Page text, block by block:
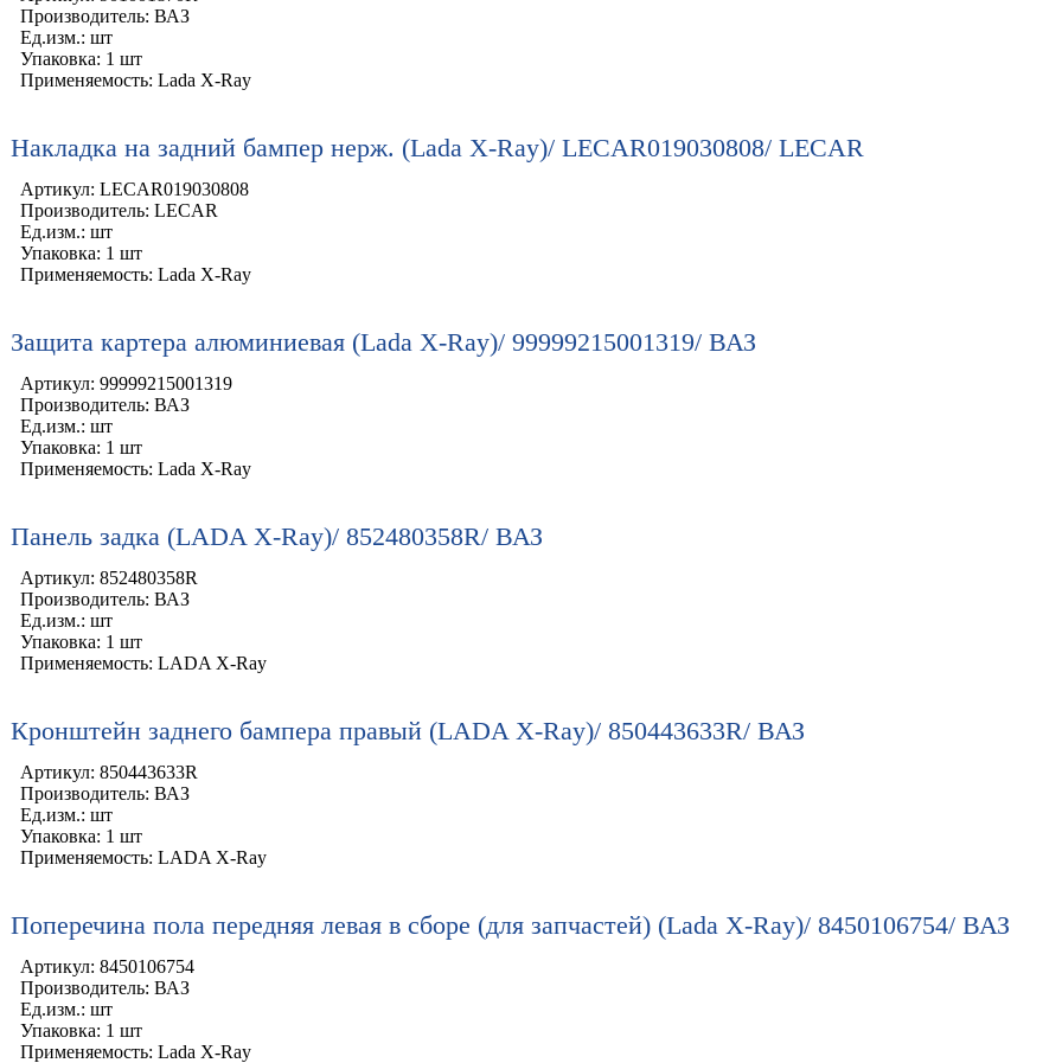
Производитель: ВАЗ
Ед.изм.: шт
Упаковка: 1 шт
Применяемость: Lada X-Ray
Накладка на задний бампер нерж. (Lada X-Ray)/ LECAR019030808/ LECAR
Артикул: LECAR019030808
Производитель: LECAR
Ед.изм.: шт
Упаковка: 1 шт
Применяемость: Lada X-Ray
Защита картера алюминиевая (Lada X-Ray)/ 99999215001319/ ВАЗ
Артикул: 99999215001319
Производитель: ВАЗ
Ед.изм.: шт
Упаковка: 1 шт
Применяемость: Lada X-Ray
Панель задка (LADA X-Ray)/ 852480358R/ ВАЗ
Артикул: 852480358R
Производитель: ВАЗ
Ед.изм.: шт
Упаковка: 1 шт
Применяемость: LADA X-Ray
Кронштейн заднего бампера правый (LADA X-Ray)/ 850443633R/ ВАЗ
Артикул: 850443633R
Производитель: ВАЗ
Ед.изм.: шт
Упаковка: 1 шт
Применяемость: LADA X-Ray
Поперечина пола передняя левая в сборе (для запчастей) (Lada X-Ray)/ 8450106754/ ВАЗ
Артикул: 8450106754
Производитель: ВАЗ
Ед.изм.: шт
Упаковка: 1 шт
Применяемость: Lada X-Ray